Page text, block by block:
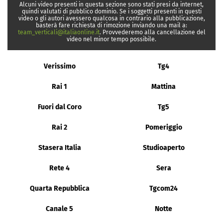
Alcuni video presenti in questa sezione sono stati presi da internet,
quindi valutati di pubblico dominio. Se i soggetti presenti in questi
video o gli autori avessero qualcosa in contrario alla pubblicazione,
basterà fare richiesta di rimozione inviando una mail a:
team_verticali@italiaonline.it. Provvederemo alla cancellazione del
video nel minor tempo possibile.
Verissimo Tg4
Rai 1 Mattina
Fuori dal Coro Tg5
Rai 2 Pomeriggio
Stasera Italia Studioaperto
Rete 4 Sera
Quarta Repubblica Tgcom24
Canale 5 Notte